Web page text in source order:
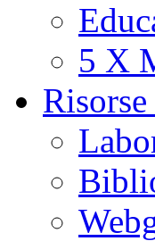
5 X